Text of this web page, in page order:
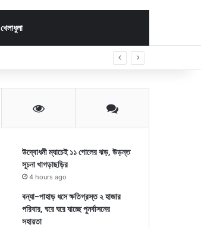
খেলাধুলা
উদ্বোধনী ম্যাচেই ১১ গোলের ঝড়, উড়ন্ত
সূচনা খাগড়াছড়ির
4 hours ago
বন্যা-পাহাড় ধসে ক্ষতিগ্রস্ত ২ হাজার
পরিবার, ঘরে ঘরে যাচ্ছে পুনর্বাসনের
সহায়তা